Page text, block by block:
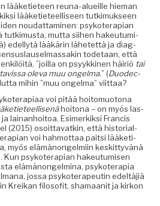
lääketi­eteen reuna-alueille hie­man
lääketi­eteel­liseen tutkimuk­seen
nou­dat­ta­mi­nen: psykoter­api­an
tutkimus­ta, mut­ta siihen hakeu­tu­mi­
edel­lytä lääkärin lähetet­tä ja diag­
tode­taan, että
”joil­la on psyykki­nen häir­iö tai
ole­va muu ongel­ma.” (Duodec­
mihin ”muu ongel­ma” viittaa?
voi pitää hoit­o­muo­tona
hoitona – on myös las­
lainan­hoitoa. Esimerkik­si Fran­cis
(2015) osoit­ta­vatkin, että his­to­ri­al­
voi hah­mot­taa pait­si lääketi­
myös elämänon­gelmi­in keskit­tyvänä
psykoter­api­an hakeu­tu­misen
elämänon­gelmi­na, psykoter­apia
jos­sa psykoter­apeutin edeltäjiä
Kreikan filosofit, shamaan­it ja kirkon